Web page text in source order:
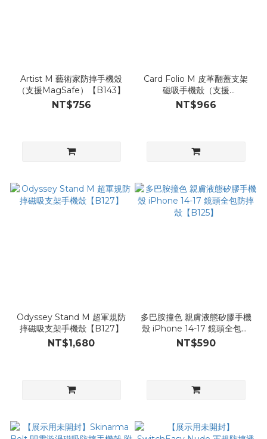
Artist M 藝術家防摔手機殼
（支援MagSafe）【B143】
NT$756
Card Folio M 皮革翻蓋支架
磁吸手機殼（支援
MagSafe）【B142】
NT$966
Odyssey Stand M 超軍規防
摔磁吸支架手機殼【B127】
NT$1,680
多巴胺撞色 親膚液態矽膠手機
殼 iPhone 14-17 鏡頭全包防
摔殼【B125】
NT$590